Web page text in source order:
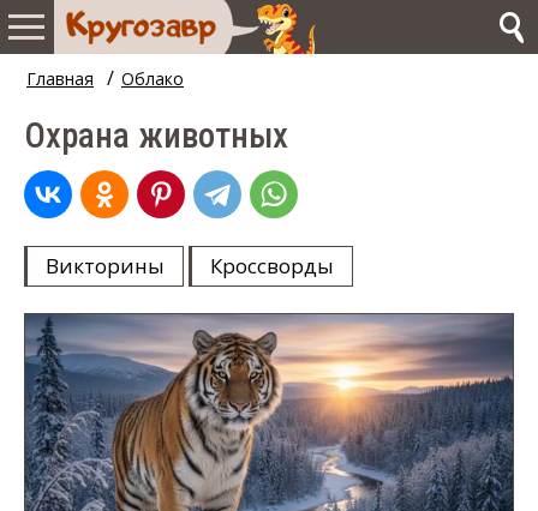
Главная / Облако
Охрана животных
Викторины Кроссворды